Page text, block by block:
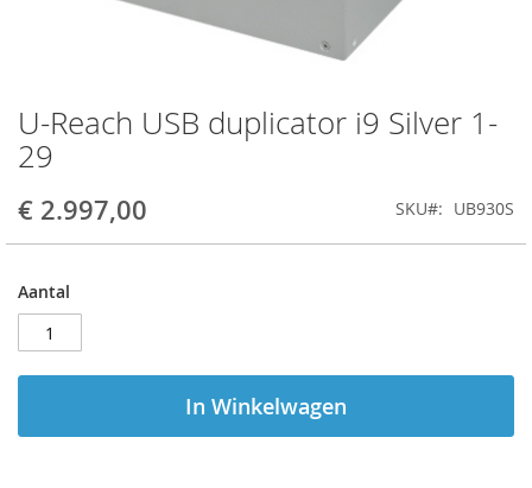
U-Reach USB duplicator i9 Silver 1-
29
€ 2.997,00 SKU UB930S
Aantal
In Winkelwagen
Ga
naar
het
van
gallerij